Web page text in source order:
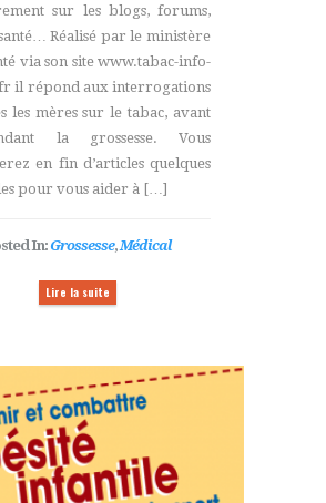
sur les blogs, forums,
Réalisé par le ministère
via son site www.tabac-info-
il répond aux interrogations
les mères sur le tabac, avant
la grossesse. Vous
en fin d’articles quelques
pour vous aider à […]
In:Grossesse, Médical
Lire la suite